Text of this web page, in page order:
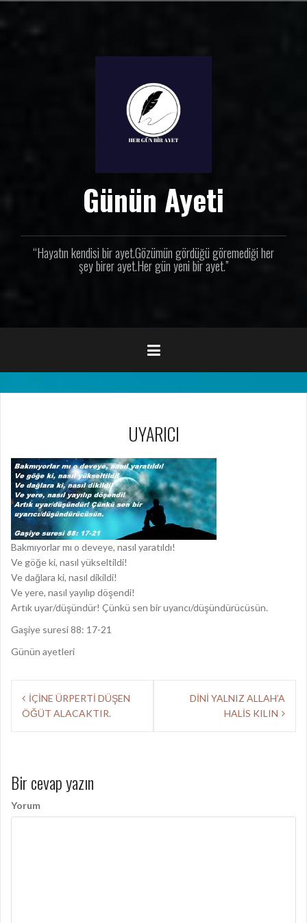
Günün Ayeti
“Hayatın kendisi bir ayet.Gözümün gördüğü göremediği her
şey birer ayet.Her gün yeni bir ayet.”
UYARICI
Bakmıyorlar mı o deveye, nasıl yaratıldı!
Ve göğe ki, nasıl yükseltildi!
Ve dağlara ki, nasıl dikildi!
Ve yere, nasıl yayılıp döşendi!
Artık uyar/düşündür! Çünkü sen bir uyarıcı/düşündürücüsün.
Gaşiye suresi 88: 17-21
Günün ayetleri
ı
d
o
İÇİNE ÜRPERTİ DÜŞEN
ÖĞÜT ALACAKTIR.
DİNİ YALNIZ ALLAH’A
HALİS KILIN
Bir cevap yazın
Yorum